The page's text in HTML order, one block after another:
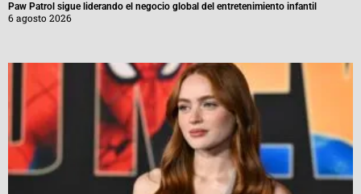
Paw Patrol sigue liderando el negocio global del entretenimiento infantil
6 agosto 2026